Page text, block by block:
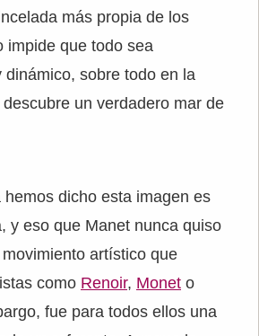
más propia de los
impide que todo sea
dinámico, sobre todo en la
un verdadero mar de
dicho esta imagen es
y eso que Manet nunca quiso
artístico que
como Renoir, Monet o
fue para todos ellos una